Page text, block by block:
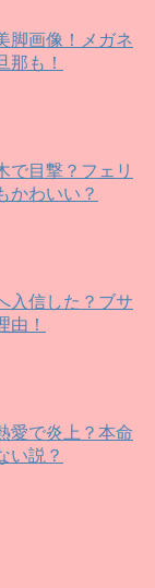
脚画像！メガネ
那も！
で目撃？フェリ
かわいい？
入信した？ブサ
由！
愛で炎上？本命
い説？